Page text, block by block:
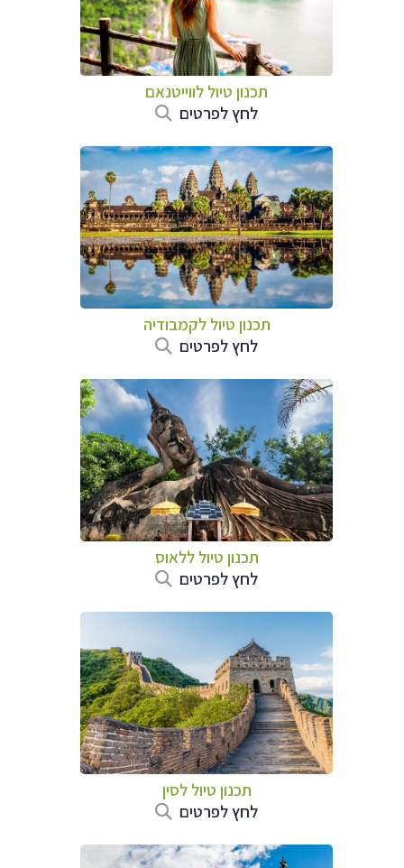
תכנון טיול לווייטנאם
לחץ לפרטים
תכנון טיול לקמבודיה
לחץ לפרטים
תכנון טיול ללאוס
לחץ לפרטים
תכנון טיול לסין
לחץ לפרטים